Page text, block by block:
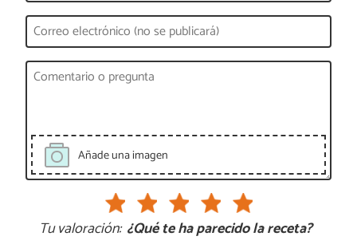
Añade una imagen
Tu valoración: ¿Qué te ha parecido la receta?